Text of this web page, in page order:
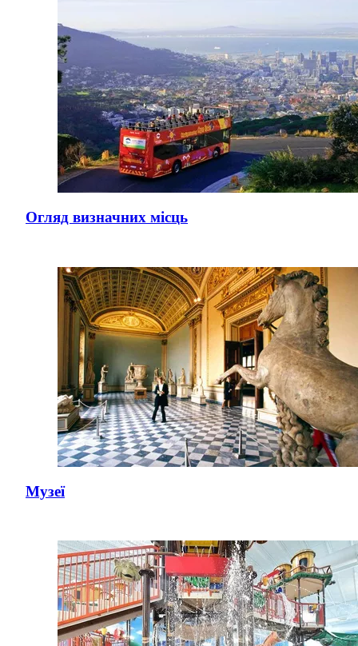
Огляд визначних місць
Музеї